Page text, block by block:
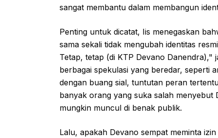
sangat membantu dalam membangun
Penting untuk dicatat, Iis menegaskan
sama sekali tidak mengubah identitas
Tetap, tetap (di KTP Devano Danendra),"
berbagai spekulasi yang beredar, seperti
dengan buang sial, tuntutan peran
banyak orang yang suka salah
mungkin muncul di benak publik.
Lalu, apakah Devano sempat meminta